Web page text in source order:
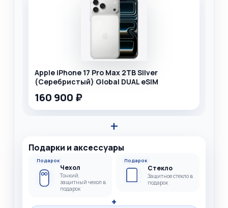
Apple iPhone 17 Pro Max 2TB Silver
(Серебристый) Global DUAL eSIM
160 900 ₽
+
Подарки и аксессуары
Подарок
Чехол
Тонкий,
защитный чехол в
подарок
Подарок
Стекло
Защитное стекло в
подарок
+